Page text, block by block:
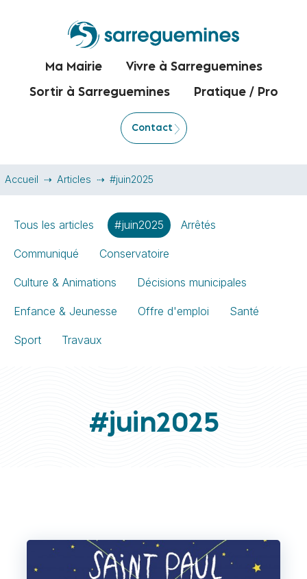
Ma Mairie Vivre à Sarreguemines
Sortir à Sarreguemines Pratique / Pro
Contact
Accueil Articles #juin2025
Tous les articles #juin2025 Arrêtés
Communiqué Conservatoire
Culture & Animations Décisions municipales
Enfance & Jeunesse Offre d'emploi Santé
Sport Travaux
#juin2025